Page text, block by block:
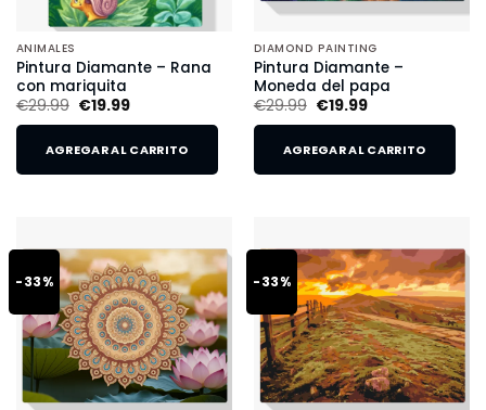
ANIMALES
Pintura Diamante – Rana
con mariquita
€29.99 €19.99
AGREGAR AL CARRITO
DIAMOND PAINTING
Pintura Diamante –
Moneda del papa
€29.99 €19.99
AGREGAR AL CARRITO
-33% -33%